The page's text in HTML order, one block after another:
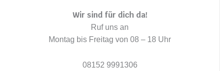
Wir sind für dich da!
Ruf uns an
Montag bis Freitag von 08 – 18 Uhr
08152 9991306